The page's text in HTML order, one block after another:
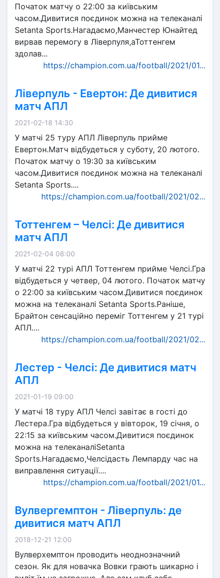
Початок матчу о 22:00 за київським
часом.Дивитися поєдинок можна на телеканалі
Setanta Sports.Нагадаємо,Манчестер Юнайтед
вирвав перемогу в Ліверпуля,аТоттенгем
здолав...
https://champion.com.ua/football/2021/01...
Ліверпуль - Евертон: Де дивитися
матч АПЛ
2021-02-18 14:30
У матчі 25 туру АПЛ Ліверпуль прийме
Евертон.Матч відбудеться у суботу, 20 лютого.
Початок матчу о 19:30 за київським
часом.Дивитися поєдинок можна на телеканалі
Setanta Sports....
https://champion.com.ua/football/2021/02...
Тоттенгем – Челсі: Де дивитися
матч АПЛ
2021-02-04 08:00
У матчі 22 турі АПЛ Тоттенгем прийме Челсі.Гра
відбудеться у четвер, 04 лютого. Початок матчу
о 22:00 за київським часом.Дивитися поєдинок
можна на телеканалі Setanta Sports.Раніше,
Брайтон сенсаційно переміг Тоттенгем у 21 турі
АПЛ....
https://champion.com.ua/football/2021/02...
Лестер - Челсі: Де дивитися матч
АПЛ
2021-01-19 09:00
У матчі 18 туру АПЛ Челсі завітає в гості до
Лестера.Гра відбудеться у вівторок, 19 січня, о
22:15 за київським часом.Дивитися поєдинок
можна на телеканаліSetanta
Sports.Нагадаємо,Челсідасть Лемпарду час на
виправлення ситуації....
https://champion.com.ua/football/2021/01...
Вулвергемптон - Ліверпуль: де
дивитися матч АПЛ
2018-12-21 12:00
Вулверхемптон проводить неоднозначний
сезон. Як для новачка Вовки грають шикарно і